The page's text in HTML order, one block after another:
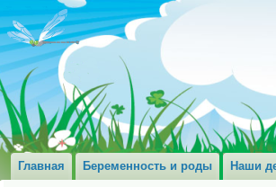
Главная Беременность и роды Наши